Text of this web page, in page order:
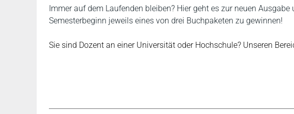
Immer auf dem Laufenden bleiben? Hier geht es zur neuen Ausgabe
Semesterbeginn jeweils eines von drei Buchpaketen zu gewinnen!
Sie sind Dozent an einer Universität oder Hochschule? Unseren